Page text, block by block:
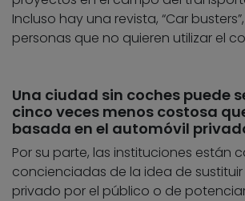
Incluso hay una revista, “Car
personas que no quieren utilizar el
Una ciudad sin coches puede
cinco veces menos costosa
basada en el automóvil
Por su parte, las instituciones están
concienciadas de la idea de
privado por el público o de